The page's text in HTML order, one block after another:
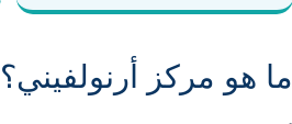
ما هو مركز أرنولفيني؟